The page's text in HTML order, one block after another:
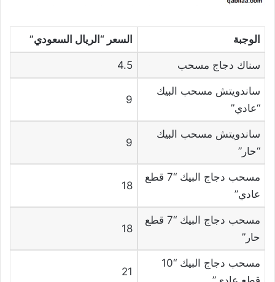
الوجبة السعر “الريال السعودي”
سناك دجاج مسحب 4.5
ساندويتش مسحب البيك
“عادي”
9
ساندويتش مسحب البيك
“حار”
9
مسحب دجاج البيك “7 قطع
عادي”
18
مسحب دجاج البيك “7 قطع
حار”
18
مسحب دجاج البيك “10
21